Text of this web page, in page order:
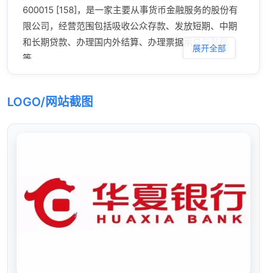
600015 [158]，是一家主要从事货币金融服务的股份有
限公司，经营范围包括吸收公众存款、发放短期、中期
和长期贷款、办理国内外结算、办理票据承兑与贴现
等。
展开全部
LOGO/网站截图